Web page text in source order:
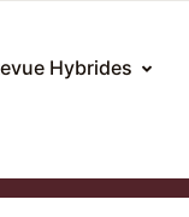
Hybrides